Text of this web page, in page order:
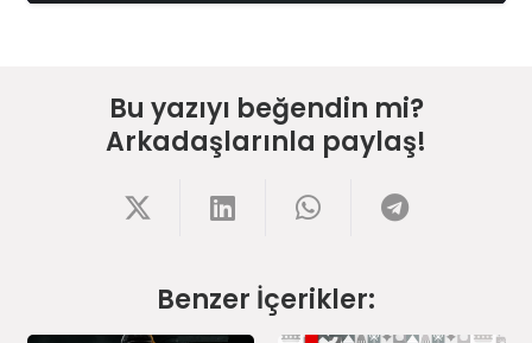
Bu yazıyı beğendin mi?
Arkadaşlarınla paylaş!
Benzer İçerikler: